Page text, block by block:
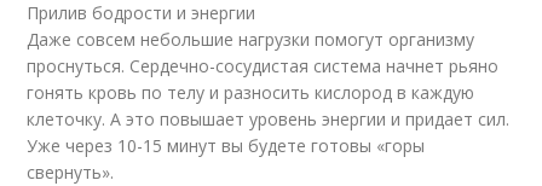
Прилив бодрости и энергии
Даже совсем небольшие нагрузки помогут организму
проснуться. Сердечно-сосудистая система начнет рьяно
гонять кровь по телу и разносить кислород в каждую
клеточку. А это повышает уровень энергии и придает сил.
Уже через 10-15 минут вы будете готовы «горы
свернуть».